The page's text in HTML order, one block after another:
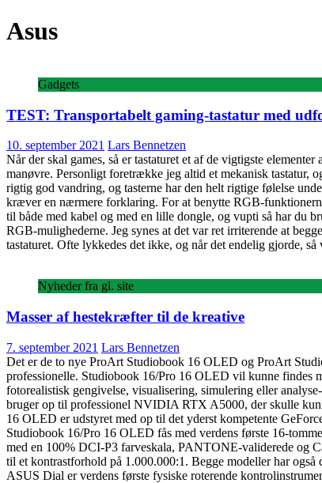
Asus
Gadgets
TEST: Transportabelt gaming-tastatur med
10. september 2021 Lars Bennetzen
Når der skal games, så er tastaturet et af de vigtigste
manøvre. Personligt foretrække jeg altid et mekanisk tastatur,
rigtig god vandring, og tasterne har den helt rigtige følelse
kræver en nærmere forklaring. For at benytte RGB-
til både med kabel og med en lille dongle, og vupti så har du
RGB-mulighederne. Jeg synes at det var ret irriterende at
tastaturet. Ofte lykkedes det ikke, og når det endelig gjorde,
Nyheder fra gl. site
Masser af hestekræfter til de kreative
7. september 2021 Lars Bennetzen
Det er de to nye ProArt Studiobook 16 OLED og ProArt
professionelle. Studiobook 16/Pro 16 OLED vil kunne findes
fotorealistisk gengivelse, visualisering, simulering eller
bruger op til professionel NVIDIA RTX A5000, der skulle
16 OLED er udstyret med op til det yderst kompetente
Studiobook 16/Pro 16 OLED fås med verdens første 16-
med en 100% DCI-P3 farveskala, PANTONE-validerede og
til et kontrastforhold på 1.000.000:1. Begge modeller har
ASUS Dial er verdens første fysiske roterende